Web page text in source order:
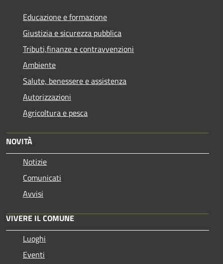
Educazione e formazione
Giustizia e sicurezza pubblica
Tributi,finanze e contravvenzioni
Ambiente
Salute, benessere e assistenza
Autorizzazioni
Agricoltura e pesca
NOVITÀ
Notizie
Comunicati
Avvisi
VIVERE IL COMUNE
Luoghi
Eventi